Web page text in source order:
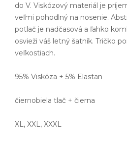
do V. Viskózový materiál je
veľmi pohodlný na nosenie.
potlač je nadčasová a ľahko
osvieži váš letný šatník. Tričko
veľkostiach.
95% Viskóza + 5% Elastan
čiernobiela tlač + čierna
XL, XXL, XXXL